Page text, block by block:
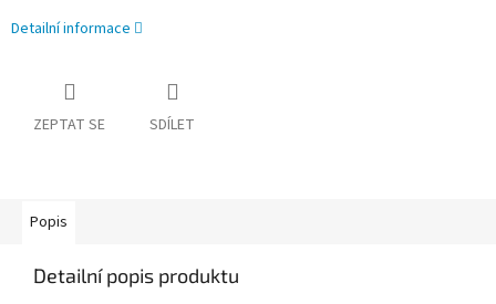
Detailní informace
ZEPTAT SE SDÍLET
Popis
Detailní popis produktu